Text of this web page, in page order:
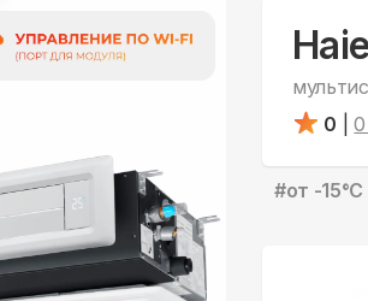
0
0
#от -15°С